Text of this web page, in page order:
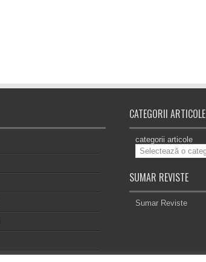
CATEGORII ARTICOLE
categorii articole
SUMAR REVISTE
Sumar Reviste